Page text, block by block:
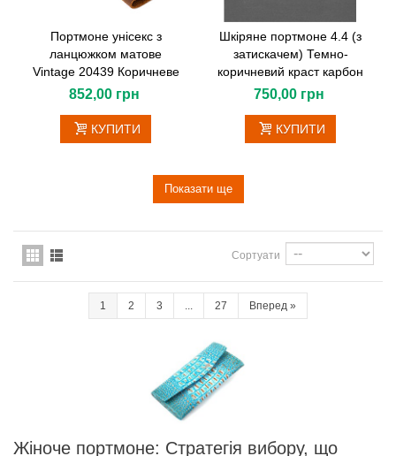
Портмоне унісекс з
ланцюжком матове
Vintage 20439 Коричневе
852,00 грн
КУПИТИ
Шкіряне портмоне 4.4 (з
затискачем) Темно-
коричневий краст карбон
750,00 грн
КУПИТИ
Показати ще
Сортуати
1 2 3 ... 27 Вперед»
Жіноче портмоне: Стратегія вибору, що